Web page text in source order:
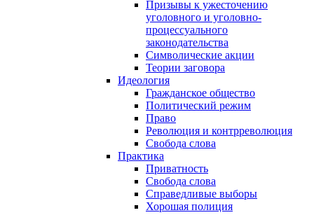
Призывы к ужесточению
уголовного и уголовно-
процессуального
законодательства
Символические акции
Теории заговора
Идеология
Гражданское общество
Политический режим
Право
Революция и контрреволюция
Свобода слова
Практика
Приватность
Свобода слова
Справедливые выборы
Хорошая полиция